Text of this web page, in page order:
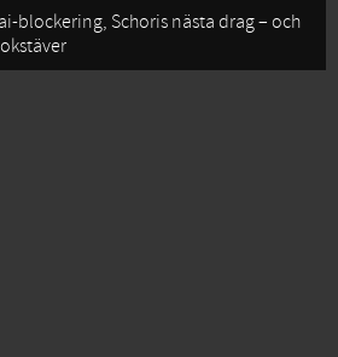
blockering, Schoris nästa drag – och